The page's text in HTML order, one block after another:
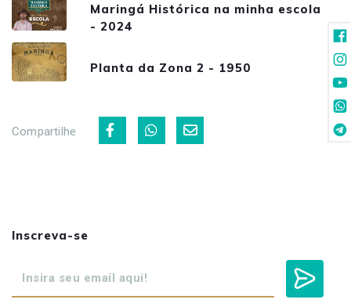
Maringá Histórica na minha escola
- 2024
Planta da Zona 2 - 1950
Compartilhe
Inscreva-se